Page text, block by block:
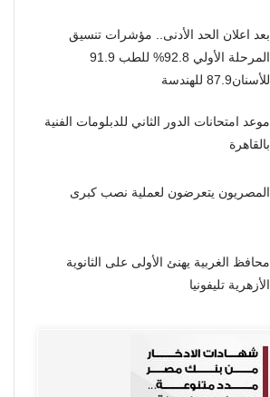
بعد اعلان الحد الأدنى.. مؤشرات تنسيق
المرحلة الأولي 92.8% للطب 91.9
للأسنان87.9 للهندسة
موعد امتحانات الدور الثاني للدبلومات الفنية
بالقاهرة
المصريون يتعرضون لعملية نصب كبرى
محافظ الغربية يهنئ الأولى على الثانوية
الأزهرية تليفونيا